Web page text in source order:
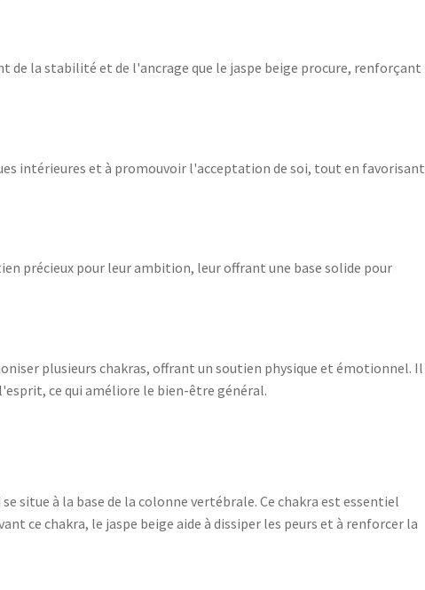
de la stabilité et de l'ancrage que le jaspe beige procure, renforçant
intérieures et à promouvoir l'acceptation de soi, tout en favorisant
précieux pour leur ambition, leur offrant une base solide pour
plusieurs chakras, offrant un soutien physique et émotionnel. Il
ce qui améliore le bien-être général.
situe à la base de la colonne vertébrale. Ce chakra est essentiel
ce chakra, le jaspe beige aide à dissiper les peurs et à renforcer la